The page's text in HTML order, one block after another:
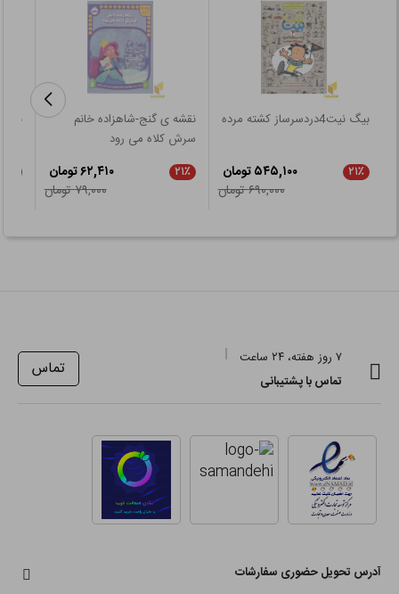
بیگ نیت4دردسرساز کشته مرده
۲۱٪
۵۴۵,۱۰۰ تومان
۶۹۰,۰۰۰ تومان
نقشه ی گنج-شاهزاده خانم
سرش کلاه می رود
۲۱٪
۶۲,۴۱۰ تومان
۷۹,۰۰۰ تومان
۷ روز هفته، ۲۴ ساعت
تماس با پشتیبانی
تماس
آدرس تحویل حضوری سفارشات